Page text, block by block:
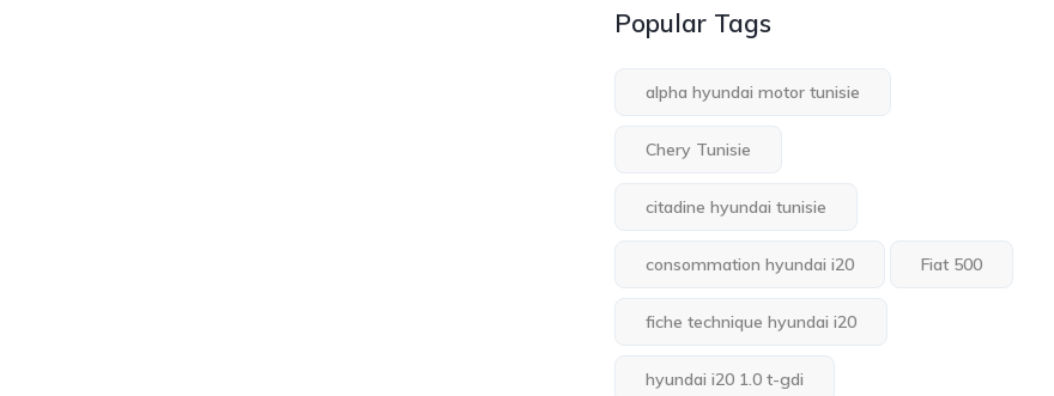
Popular Tags
alpha hyundai motor tunisie
Chery Tunisie
citadine hyundai tunisie
consommation hyundai i20 Fiat 500
fiche technique hyundai i20
hyundai i20 1.0 t-gdi